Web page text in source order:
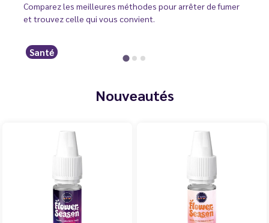
Comparez les meilleures méthodes pour arrêter de fumer
et trouvez celle qui vous convient.
Santé
Nouveautés